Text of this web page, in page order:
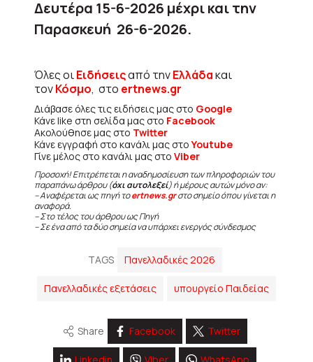
Δευτέρα 15-6-2026 μέχρι και την
Παρασκευή 26-6-2026.
Όλες οιΕιδήσειςαπό τηνΕλλάδακαι
τονΚόσμο, στο ertnews.gr
Διάβασε όλες τις ειδήσεις μας στο Google
Κάνε like στη σελίδα μας στο Facebook
Ακολούθησε μας στο Twitter
Κάνε εγγραφή στο κανάλι μας στοYoutube
Γίνε μέλος στο κανάλι μας στο Viber
Προσοχή! Επιτρέπεται η αναδημοσίευση των πληροφοριών του
παραπάνω άρθρου (όχι αυτολεξεί) ή μέρους αυτών μόνο αν:
– Αναφέρεται ως πηγή τοertnews.grστο σημείο όπου γίνεται η
αναφορά.
– Στο τέλος του άρθρου ως Πηγή
– Σε ένα από τα δύο σημεία να υπάρχει ενεργός σύνδεσμος
TAGS Πανελλαδικές 2026
Πανελλαδικές εξετάσεις υπουργείο Παιδείας
Share Facebook Twitter